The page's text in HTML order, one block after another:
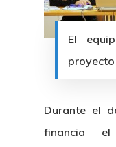
El
proyecto
Durante el
financia el